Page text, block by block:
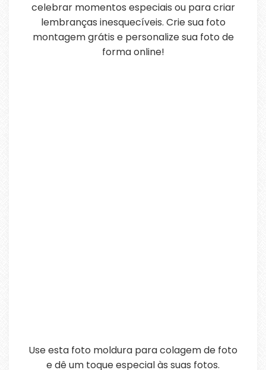
celebrar momentos especiais ou para criar
lembranças inesquecíveis. Crie sua foto
montagem grátis e personalize sua foto de
forma online!
Use esta foto moldura para colagem de foto
e dê um toque especial às suas fotos.